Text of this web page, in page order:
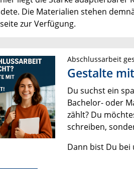
Die Materialien stehen
zur Verfügung.
Abschlussarbeit
Gestalte
Du suchst ein
Bachelor- oder
zählt? Du
schreiben,
Dann bist Du bei